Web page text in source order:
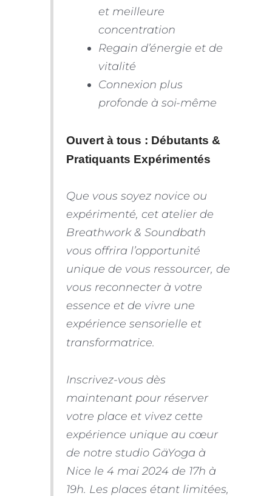
et meilleure
concentration
Regain d’énergie et de
vitalité
Connexion plus
profonde à soi-même
Ouvert à tous : Débutants &
Pratiquants Expérimentés
Que vous soyez novice ou
expérimenté, cet atelier de
Breathwork & Soundbath
vous offrira l’opportunité
unique de vous ressourcer, de
vous reconnecter à votre
essence et de vivre une
expérience sensorielle et
transformatrice.
Inscrivez-vous dès
maintenant pour réserver
votre place et vivez cette
expérience unique au cœur
de notre studio GäYoga à
Nice le 4 mai 2024 de 17h à
19h. Les places étant limitées,